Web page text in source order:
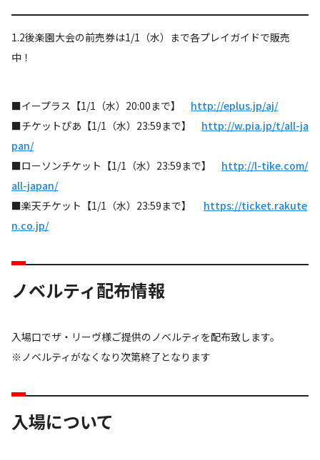
1.2後楽園大会の前売券は1/1（水）まで各プレイガイドで販売
中！
■イープラス【1/1（水）20:00まで】 http://eplus.jp/aj/
■チケットぴあ【1/1（水）23:59まで】 http://w.pia.jp/t/all-ja
pan/
■ローソンチケット【1/1（水）23:59まで】 http://l-tike.com/
all-japan/
■楽天チケット【1/1（水）23:59まで】 https://ticket.rakute
n.co.jp/
ノベルティ配布情報
入場口でザ・リーヴ様ご提供のノベルティを配布致します。
※ノベルティがなくなり次第終了となります
入場について